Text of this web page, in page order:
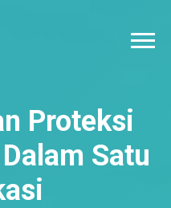
Proteksi
Satu